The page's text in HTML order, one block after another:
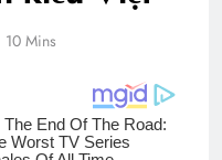
10 Mins